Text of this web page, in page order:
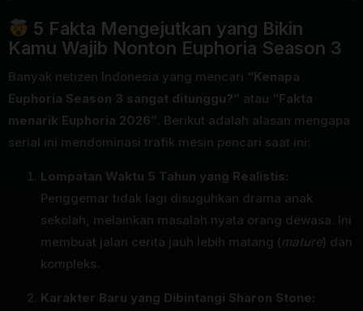
5 Fakta Mengejutkan yang Bikin
Kamu Wajib Nonton Euphoria Season 3
Banyak netizen Indonesia yang mencari “Kenapa
Euphoria Season 3 sangat ditunggu?” atau “Fakta
menarik Euphoria 2026”. Berikut adalah alasan mengapa
serial ini mendominasi trafik mesin pencari saat ini:
Lompatan Waktu 5 Tahun yang Realistis:
Penggemar tidak lagi disuguhkan drama anak
sekolah, melainkan masalah nyata orang dewasa. Ini
membuat jalan cerita jauh lebih matang (mature) dan
kompleks.
Karakter Baru yang Dibintangi Sharon Stone: